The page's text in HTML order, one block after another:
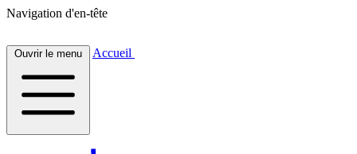
Navigation d'en-tête
Ouvrir le menu Accueil